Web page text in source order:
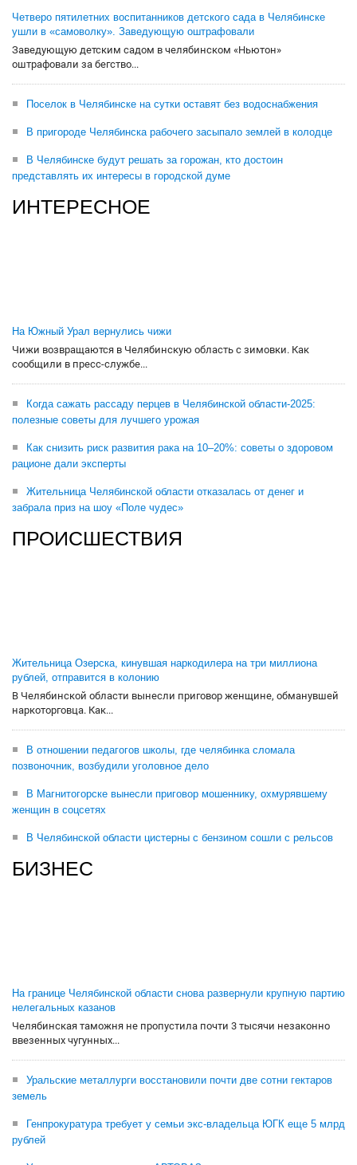
Четверо пятилетних воспитанников детского сада в Челябинске
ушли в «самоволку». Заведующую оштрафовали
Заведующую детским садом в челябинском «Ньютон»
оштрафовали за бегство...
Поселок в Челябинске на сутки оставят без водоснабжения
В пригороде Челябинска рабочего засыпало землей в колодце
В Челябинске будут решать за горожан, кто достоин
представлять их интересы в городской думе
ИНТЕРЕСНОЕ
На Южный Урал вернулись чижи
Чижи возвращаются в Челябинскую область с зимовки. Как
сообщили в пресс-службе...
Когда сажать рассаду перцев в Челябинской области-2025:
полезные советы для лучшего урожая
Как снизить риск развития рака на 10–20%: советы о здоровом
рационе дали эксперты
Жительница Челябинской области отказалась от денег и
забрала приз на шоу «Поле чудес»
ПРОИСШЕСТВИЯ
Жительница Озерска, кинувшая наркодилера на три миллиона
рублей, отправится в колонию
В Челябинской области вынесли приговор женщине, обманувшей
наркоторговца. Как...
В отношении педагогов школы, где челябинка сломала
позвоночник, возбудили уголовное дело
В Магнитогорске вынесли приговор мошеннику, охмурявшему
женщин в соцсетях
В Челябинской области цистерны с бензином сошли с рельсов
БИЗНЕС
На границе Челябинской области снова развернули крупную партию
нелегальных казанов
Челябинская таможня не пропустила почти 3 тысячи незаконно
ввезенных чугунных...
Уральские металлурги восстановили почти две сотни гектаров
земель
Генпрокуратура требует у семьи экс-владельца ЮГК еще 5 млрд
рублей